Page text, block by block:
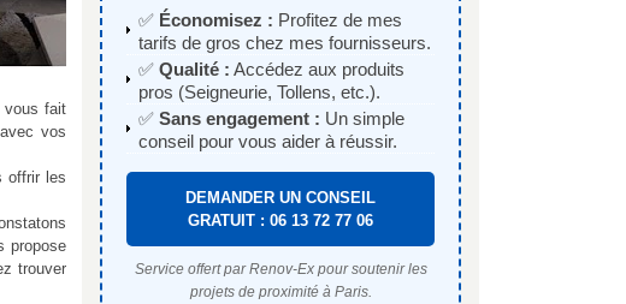
vous fait
vos
offrir les
propose
trouver
✅ Économisez : Profitez de mes
tarifs de gros chez mes fournisseurs.
✅ Qualité : Accédez aux produits
pros (Seigneurie, Tollens, etc.).
✅ Sans engagement : Un simple
conseil pour vous aider à réussir.
DEMANDER UN CONSEIL
GRATUIT : 06 13 72 77 06
Service offert par Renov-Ex pour soutenir les
projets de proximité à Paris.